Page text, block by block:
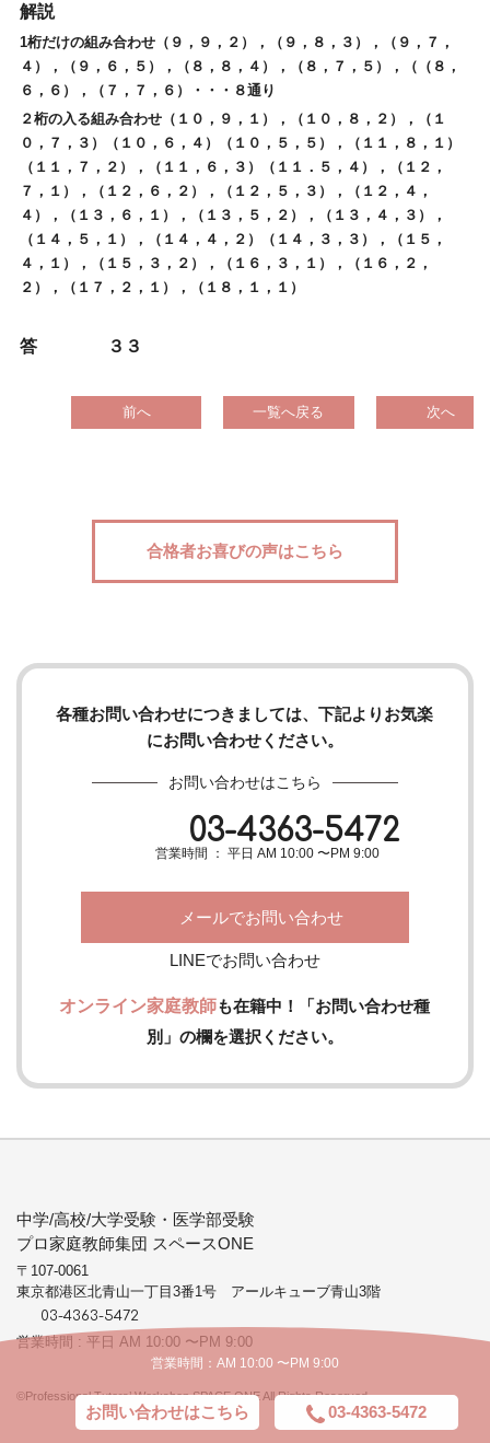
解説
1桁だけの組み合わせ（９，９，２），（９，８，３），（９，７，
４），（９，６，５），（８，８，４），（８，７，５），（（８，
６，６），（７，７，６）・・・８通り
２桁の入る組み合わせ（１０，９，１），（１０，８，２），（１
０，７，３）（１０，６，４）（１０，５，５），（１１，８，１）
（１１，７，２），（１１，６，３）（１１．５，４），（１２，
７，１），（１２，６，２），（１２，５，３），（１２，４，
４），（１３，６，１），（１３，５，２），（１３，４，３），
（１４，５，１），（１４，４，２）（１４，３，３），（１５，
４，１），（１５，３，２），（１６，３，１），（１６，２，
２），（１７，２，１），（１８，１，１）
答 ３３
前へ 一覧へ戻る 次へ
合格者お喜びの声はこちら
各種お問い合わせにつきましては、下記よりお気楽
にお問い合わせください。
お問い合わせはこちら
03-4363-5472
営業時間 ： 平日 AM 10:00 〜PM 9:00
メールでお問い合わせ
LINEでお問い合わせ
オンライン家庭教師も在籍中！「お問い合わせ種
別」の欄を選択ください。
中学/高校/大学受験・医学部受験
プロ家庭教師集団 スペースONE
〒107-0061
東京都港区北青山一丁目3番1号 アールキューブ青山3階
03-4363-5472
営業時間 : 平日 AM 10:00 〜PM 9:00
©Professional Tutors’ Workshop SPACE ONE All Rights Reserved.
営業時間：AM 10:00 〜PM 9:00
お問い合わせはこちら 03-4363-5472